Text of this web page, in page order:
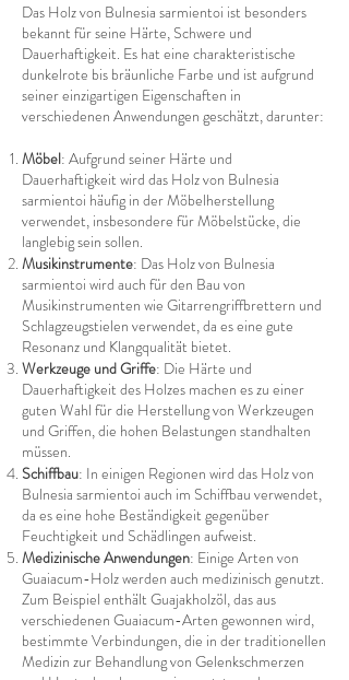
Das Holz von Bulnesia sarmientoi ist besonders
bekannt für seine Härte, Schwere und
Dauerhaftigkeit. Es hat eine charakteristische
dunkelrote bis bräunliche Farbe und ist aufgrund
seiner einzigartigen Eigenschaften in
verschiedenen Anwendungen geschätzt, darunter:
Möbel: Aufgrund seiner Härte und
Dauerhaftigkeit wird das Holz von Bulnesia
sarmientoi häufig in der Möbelherstellung
verwendet, insbesondere für Möbelstücke, die
langlebig sein sollen.
Musikinstrumente: Das Holz von Bulnesia
sarmientoi wird auch für den Bau von
Musikinstrumenten wie Gitarrengriffbrettern und
Schlagzeugstielen verwendet, da es eine gute
Resonanz und Klangqualität bietet.
Werkzeuge und Griffe: Die Härte und
Dauerhaftigkeit des Holzes machen es zu einer
guten Wahl für die Herstellung von Werkzeugen
und Griffen, die hohen Belastungen standhalten
müssen.
Schiffbau: In einigen Regionen wird das Holz von
Bulnesia sarmientoi auch im Schiffbau verwendet,
da es eine hohe Beständigkeit gegenüber
Feuchtigkeit und Schädlingen aufweist.
Medizinische Anwendungen: Einige Arten von
Guaiacum-Holz werden auch medizinisch genutzt.
Zum Beispiel enthält Guajakholzöl, das aus
verschiedenen Guaiacum-Arten gewonnen wird,
bestimmte Verbindungen, die in der traditionellen
Medizin zur Behandlung von Gelenkschmerzen